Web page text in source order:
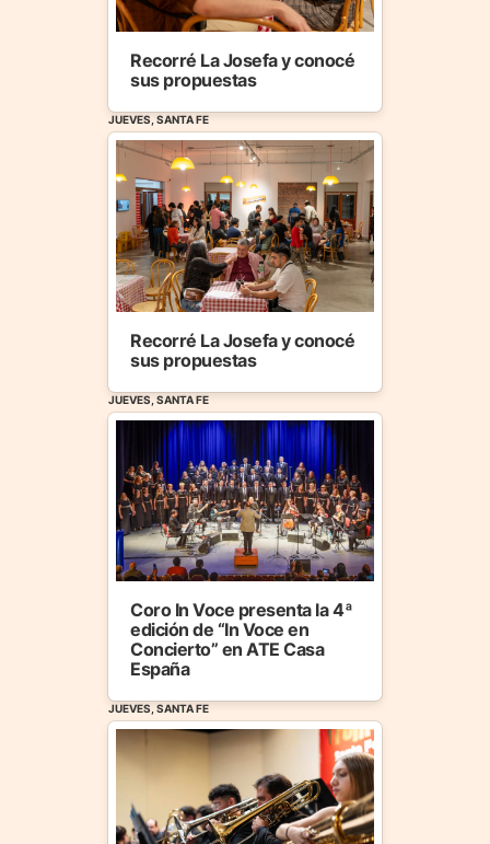
Recorré La Josefa y conocé
sus propuestas
JUEVES, SANTA FE
Recorré La Josefa y conocé
sus propuestas
JUEVES, SANTA FE
Coro In Voce presenta la 4ª
edición de “In Voce en
Concierto” en ATE Casa
España
JUEVES, SANTA FE